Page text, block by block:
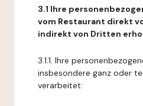
3.1 Ihre
vom Restaurant direkt
indirekt von Dritten
3.1.1. Ihre
insbesondere ganz oder
verarbeitet: